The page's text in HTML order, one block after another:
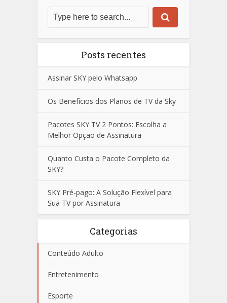
Posts recentes
Assinar SKY pelo Whatsapp
Os Benefícios dos Planos de TV da Sky
Pacotes SKY TV 2 Pontos: Escolha a
Melhor Opção de Assinatura
Quanto Custa o Pacote Completo da
SKY?
SKY Pré-pago: A Solução Flexível para
Sua TV por Assinatura
Categorias
Conteúdo Adulto
Entretenimento
Esporte